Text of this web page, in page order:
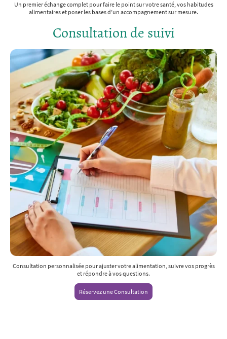
Un premier échange complet pour faire le point sur votre santé, vos habitudes
alimentaires et poser les bases d’un accompagnement sur mesure.
Consultation de suivi
Consultation personnalisée pour ajuster votre alimentation, suivre vos progrès
et répondre à vos questions.
Réservez une Consultation